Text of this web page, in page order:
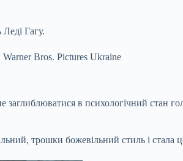
Гагу.
Bros. Pictures Ukraine
в психологічний стан
трошки божевільний стиль і